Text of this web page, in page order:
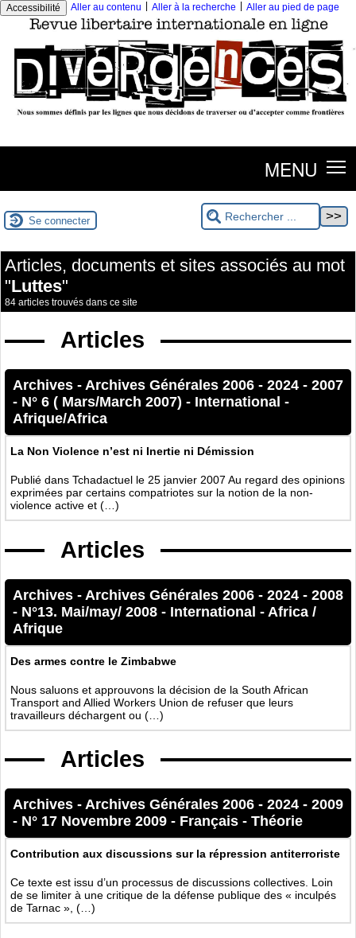
Accessibilité Aller au contenu Aller à la recherche Aller au pied de page
MENU
Se connecter
Articles, documents et sites associés au mot
"Luttes"
84 articles trouvés dans ce site
Articles
Archives - Archives Générales 2006 - 2024 - 2007
- N° 6 ( Mars/March 2007) - International -
Afrique/Africa
La Non Violence n’est ni Inertie ni Démission
Publié dans Tchadactuel le 25 janvier 2007 Au regard des opinions
exprimées par certains compatriotes sur la notion de la non-
violence active et (…)
Articles
Archives - Archives Générales 2006 - 2024 - 2008
- N°13. Mai/may/ 2008 - International - Africa /
Afrique
Des armes contre le Zimbabwe
Nous saluons et approuvons la décision de la South African
Transport and Allied Workers Union de refuser que leurs
travailleurs déchargent ou (…)
Articles
Archives - Archives Générales 2006 - 2024 - 2009
- N° 17 Novembre 2009 - Français - Théorie
Contribution aux discussions sur la répression antiterroriste
Ce texte est issu d’un processus de discussions collectives. Loin
de se limiter à une critique de la défense publique des « inculpés
de Tarnac », (…)